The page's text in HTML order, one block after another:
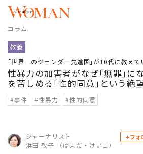
コラム
教養
｢世界一のジェンダー先進国｣が10代に教えて
性暴力の加害者がなぜ｢無罪｣に
を苦しめる｢性的同意｣という絶
#事件 #性暴力 #性的同意
ジャーナリスト
浜田 敬子 （はまだ・けいこ）
+フォ